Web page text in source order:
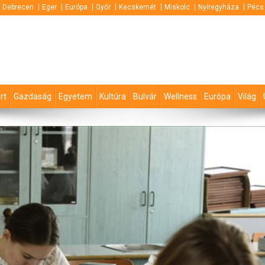
Debrecen Eger Európa Győr Kecskemét Miskolc Nyíregyháza Pécs
Gazdaság Egyetem Kultúra Bulvár Wellness Európa Világ